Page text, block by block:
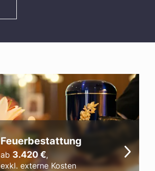
Feuerbestattung
ab 3.420€,
exkl. externe Kosten